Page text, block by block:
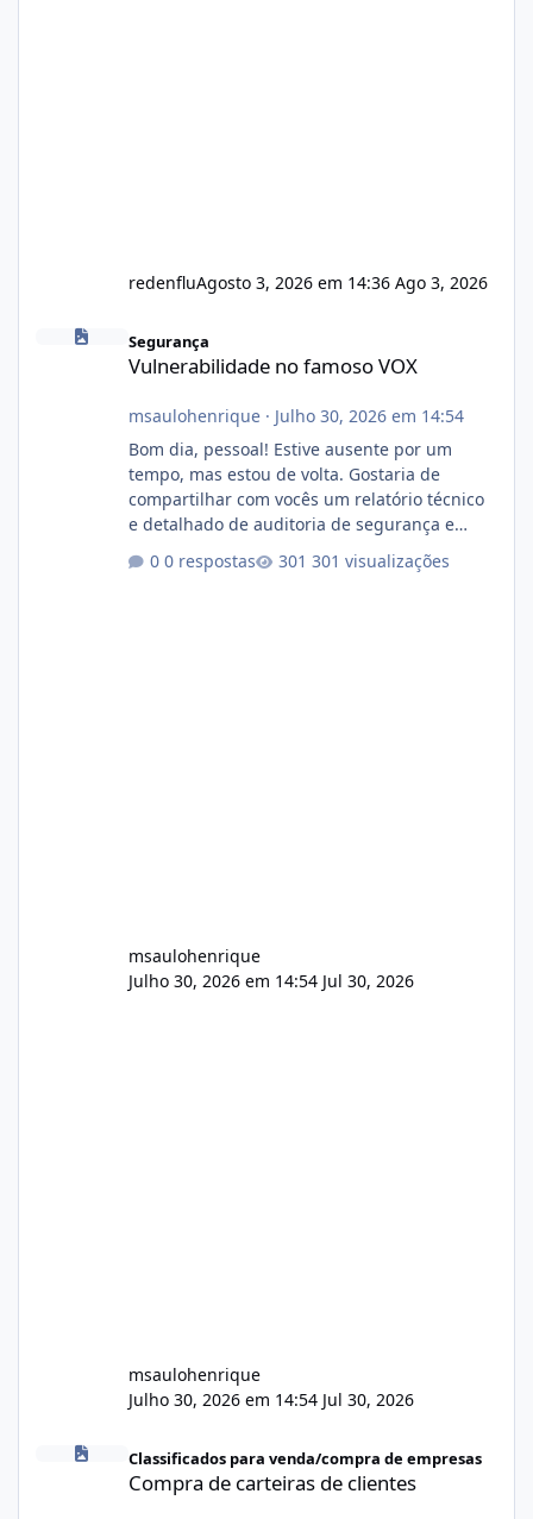
redenfluAgosto 3, 2026 em 14:36 Ago 3, 2026
Segurança
Vulnerabilidade no famoso VOX
msaulohenrique· Julho 30, 2026 em 14:54
Bom dia, pessoal! Estive ausente por um
tempo, mas estou de volta. Gostaria de
compartilhar com vocês um relatório técnico
e detalhado de auditoria de segurança e
atualmente em circulação e comercialização
0 respostas 301 visualizações
msaulohenrique
Julho 30, 2026 em 14:54 Jul 30, 2026
msaulohenrique
Julho 30, 2026 em 14:54 Jul 30, 2026
Compra de carteiras de clientes
Classificados para venda/compra de empresas
Compra de carteiras de clientes